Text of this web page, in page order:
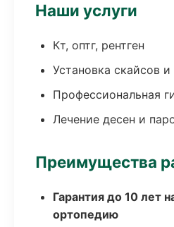
Наши услуги
Кт, оптг, рентген
Установка скайсов
Профессиональная
Лечение десен и
Преимущества
Гарантия до 10 лет
ортопедию